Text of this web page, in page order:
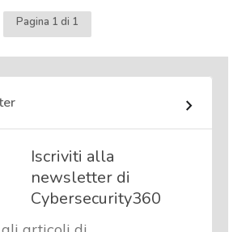
Pagina 1 di 1
Iscriviti alla
newsletter di
Cybersecurity360